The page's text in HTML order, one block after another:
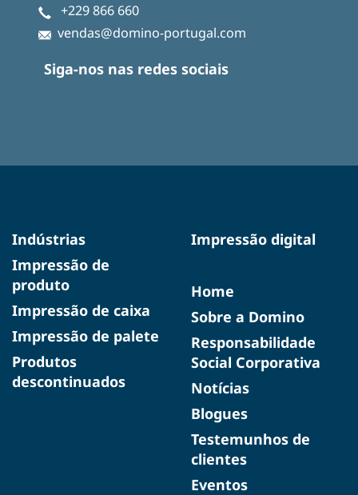
+229 866 660
vendas@domino-portugal.com
Siga-nos nas redes sociais
Indústrias
Impressão de
produto
Impressão de caixa
Impressão de palete
Produtos
descontinuados
Impressão digital
Home
Sobre a Domino
Responsabilidade
Social Corporativa
Notícias
Blogues
Testemunhos de
clientes
Eventos